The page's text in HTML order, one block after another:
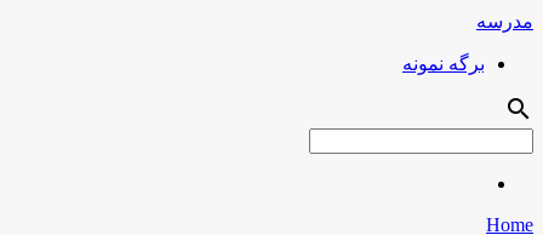
مدرسه
برگه نمونه
search
Home